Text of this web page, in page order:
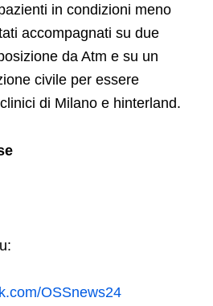
in condizioni meno
accompagnati su due
da Atm e su un
civile per essere
di Milano e hinterland.
OSSnews24